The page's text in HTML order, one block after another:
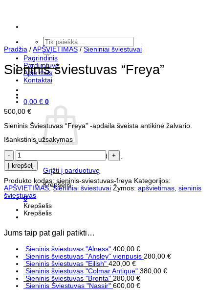
Ieškoti:
Pagrindinis
Parduotuvė
Apie mus
Kontaktai
0,00 € 0
Krepšelyje nėra produktų.
Grįžti į parduotuvę
Krepšelis
0
Krepšelis
Krepšelis
Pradžia / APŠVIETIMAS / Sieniniai šviestuvai
Sieninis šviestuvas “Freya”
500,00 €
Sieninis Šviestuvas “Freya” -apdaila šveista antikinė žalvario.
Išankstinis užsakymas
produkto
kiekis:
Sieninis
šviestuvas
"Freya"
Į krepšelį
Produkto kodas: sieninis-sviestuvas-freya Kategorijos:
APŠVIETIMAS,Sieniniai šviestuvai Žymos: apšvietimas, sieninis
šviestuvas
Jums taip pat gali patikti…
Sieninis šviestuvas "Alness" 400,00 €
Sieninis šviestuvas "Ansley" vienpusis 280,00 €
Sieninis šviestuvas "Eilish" 420,00 €
Sieninis šviestuvas "Colmar Antique" 380,00 €
Sieninis šviestuvas "Brenta" 280,00 €
Sieninis Šviestuvas "Nassir" 600,00 €